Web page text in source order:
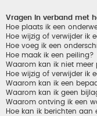
Vragen in verband met
Hoe plaats ik een
Hoe wijzig of verwijder ik
Hoe voeg ik een
Hoe maak ik een peiling?
Waarom kan ik niet meer
Hoe wijzig of verwijder ik
Waarom kan ik een
Waarom kan ik geen
Waarom ontving ik een
Hoe kan ik berichten aan